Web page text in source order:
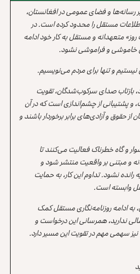
و فضای عمومی در افغانستان،
مستقل را محدود کرده است. در
متعهدانه و مستقل به کار خود ادامه
خاموشی و فراموشی نشود.
و تنها برای مردم می‌نویسیم.
بازتاب صدای سرکوب‌شدگان، تقویت
پشتیبانی از چشم‌اندازی است که در آن
حقوق و آزادی‌های برابر برخوردار باشند و
و گاه خطرناک فعالیت می‌کنند تا
و مبتنی بر واقعیت منتشر شود و
نشود. تداوم این کار، به حمایت
وابسته است.
به ادامه روزنامه‌نگاری مستقل کمک
ندارید، همرسانی این درخواست و
سهمی مهم در تقویت این مسیر دارد.